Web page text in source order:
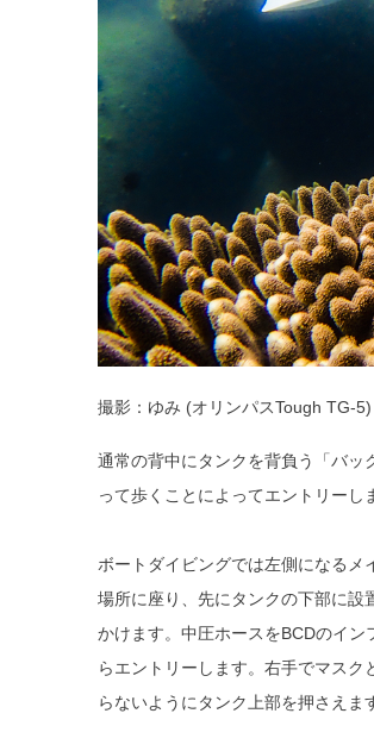
撮影：ゆみ (オリンパスTough TG-5)
通常の背中にタンクを背負う「バッ
って歩くことによってエントリーし
ボートダイビングでは左側になる
場所に座り、先にタンクの下部に設
かけます。中圧ホースをBCDのイ
らエントリーします。右手でマス
らないようにタンク上部を押さえま